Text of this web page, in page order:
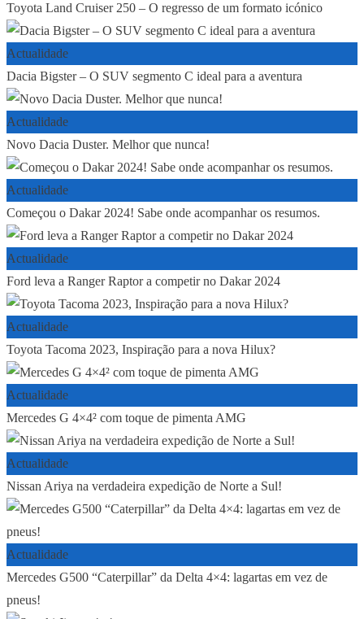
Toyota Land Cruiser 250 – O regresso de um formato icónico
Actualidade
Dacia Bigster – O SUV segmento C ideal para a aventura
Actualidade
Novo Dacia Duster. Melhor que nunca!
Actualidade
Começou o Dakar 2024! Sabe onde acompanhar os resumos.
Actualidade
Ford leva a Ranger Raptor a competir no Dakar 2024
Actualidade
Toyota Tacoma 2023, Inspiração para a nova Hilux?
Actualidade
Mercedes G 4×4² com toque de pimenta AMG
Actualidade
Nissan Ariya na verdadeira expedição de Norte a Sul!
Actualidade
Mercedes G500 “Caterpillar” da Delta 4×4: lagartas em vez de
pneus!